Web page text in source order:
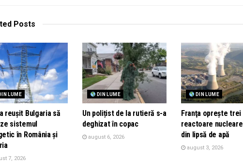
Posts
LUME
reușit Bulgaria să
sistemul
în România și
7, 2026
DIN LUME
Un polițist de la rutieră s-a
deghizat în copac
august 6, 2026
DIN LUME
Franţa opreşte trei
reactoare nucleare
din lipsă de apă
august 3, 2026